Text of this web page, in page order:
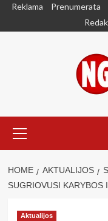
SkipReklama Prenumerata
Menu
HOME AKTUALIJOS
SUGRIOVUSI KARYBOS
Aktualijos